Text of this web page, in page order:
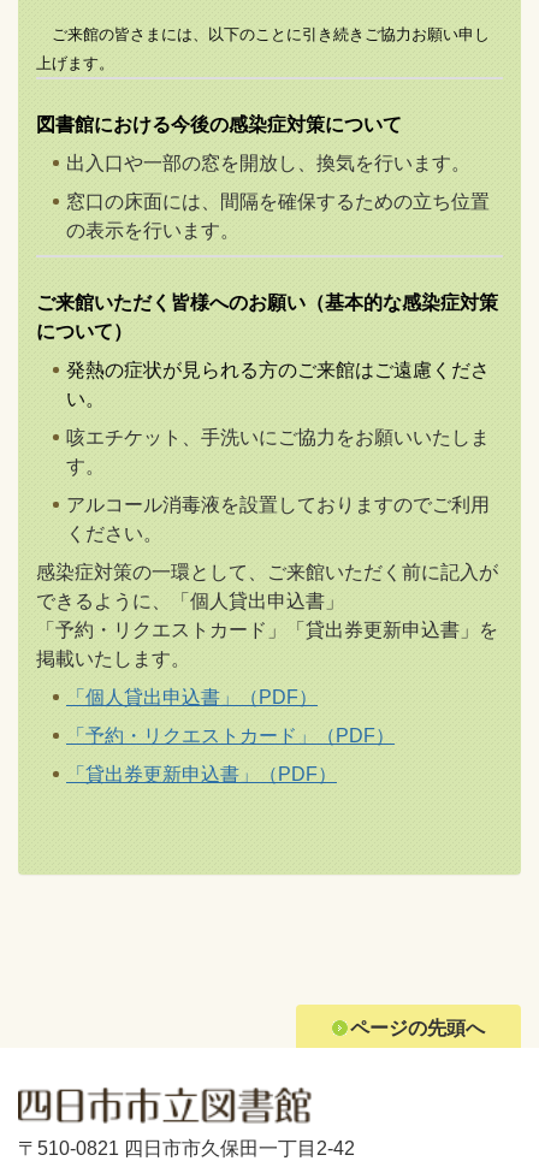
ご来館の皆さまには、以下のことに引き続きご協力お願い申し
上げます。
図書館における今後の感染症対策について
出入口や一部の窓を開放し、換気を行います。
窓口の床面には、間隔を確保するための立ち位置
の表示を行います。
ご来館いただく皆様へのお願い（基本的な感染症対策
について）
発熱の症状が見られる方のご来館はご遠慮くださ
い。
咳エチケット、手洗いにご協力をお願いいたしま
す。
アルコール消毒液を設置しておりますのでご利用
ください。
感染症対策の一環として、ご来館いただく前に記入が
できるように、「個人貸出申込書」
「予約・リクエストカード」「貸出券更新申込書」を
掲載いたします。
「個人貸出申込書」（PDF）
「予約・リクエストカード」（PDF）
「貸出券更新申込書」（PDF）
ページの先頭へ
〒510-0821 四日市市久保田一丁目2-42